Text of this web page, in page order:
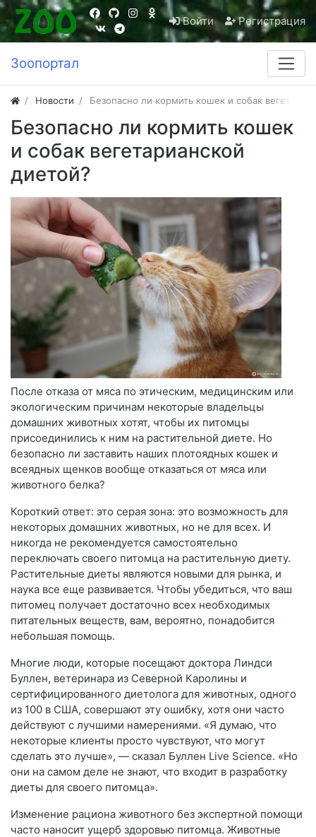
Войти Регистрация
Зоопортал
Новости Безопасно ли кормить кошек и собак
Безопасно ли кормить кошек
и собак вегетарианской
диетой?
После отказа от мяса по этическим, медицинским или
экологическим причинам некоторые владельцы
домашних животных хотят, чтобы их питомцы
присоединились к ним на растительной диете. Но
безопасно ли заставить наших плотоядных кошек и
всеядных щенков вообще отказаться от мяса или
животного белка?
Короткий ответ: это серая зона: это возможность для
некоторых домашних животных, но не для всех. И
никогда не рекомендуется самостоятельно
переключать своего питомца на растительную диету.
Растительные диеты являются новыми для рынка, и
наука все еще развивается. Чтобы убедиться, что ваш
питомец получает достаточно всех необходимых
питательных веществ, вам, вероятно, понадобится
небольшая помощь.
Многие люди, которые посещают доктора Линдси
Буллен, ветеринара из Северной Каролины и
сертифицированного диетолога для животных, одного
из 100 в США, совершают эту ошибку, хотя они часто
действуют с лучшими намерениями. «Я думаю, что
некоторые клиенты просто чувствуют, что могут
сделать это лучше», — сказал Буллен Live Science. «Но
они на самом деле не знают, что входит в разработку
диеты для своего питомца».
Изменение рациона животного без экспертной помощи
часто наносит ущерб здоровью питомца. Животные